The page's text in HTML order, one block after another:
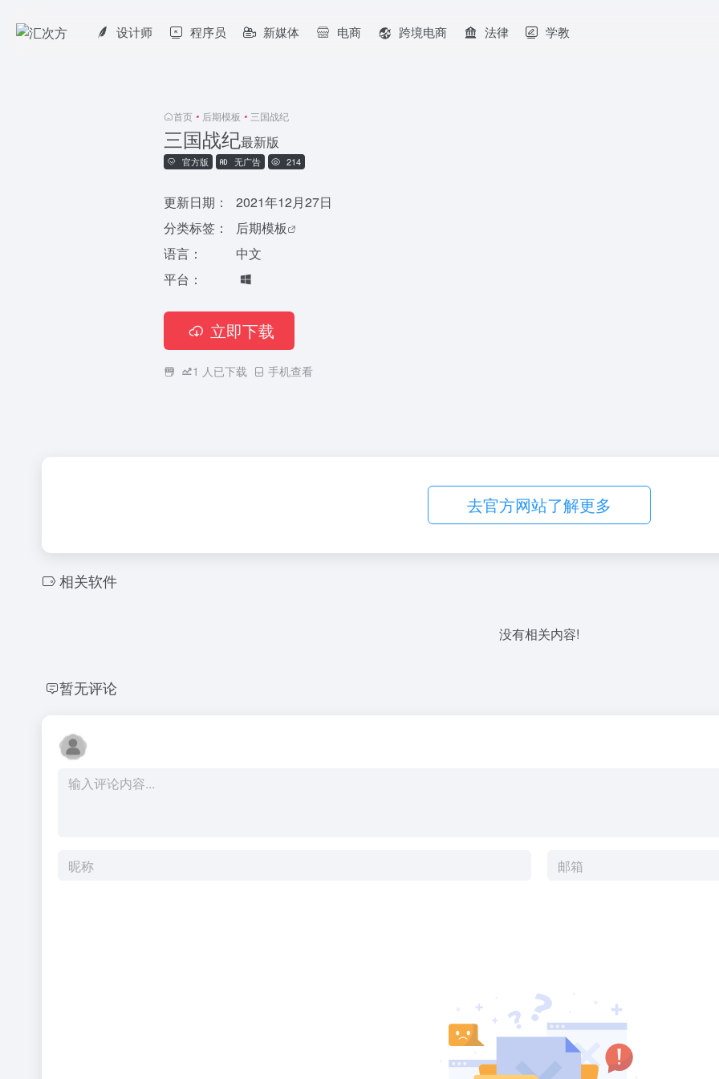
设计师 程序员 新媒体 电商 跨境电商 法律 学教
首页 • 后期模板 • 三国战纪
三国战纪最新版
官方版 无广告 214
更新日期：
2021年12月27日
分类标签：
后期模板
语言：
中文
平台：
立即下载
1 人已下载 手机查看
去官方网站了解更多
相关软件
没有相关内容!
暂无评论